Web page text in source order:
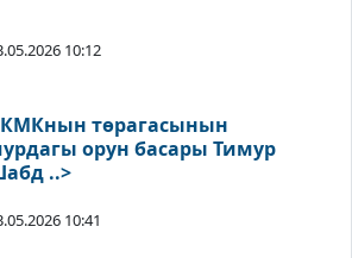
10:12
төрагасынын
орун басары Тимур
..>
10:41